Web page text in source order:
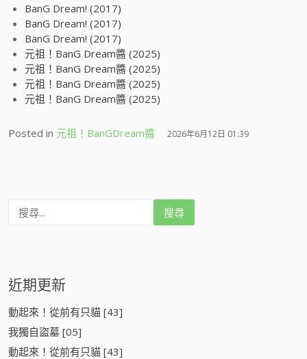
BanG Dream! (2017)
BanG Dream! (2017)
BanG Dream! (2017)
元祖！BanG Dream醬 (2025)
元祖！BanG Dream醬 (2025)
元祖！BanG Dream醬 (2025)
元祖！BanG Dream醬 (2025)
Posted in 元祖！BanGDream醬 2026年6月12日 01:39
近期更新
動起來！從前有只貓 [43]
我獨自盜墓 [05]
動起來！從前有只貓 [43]